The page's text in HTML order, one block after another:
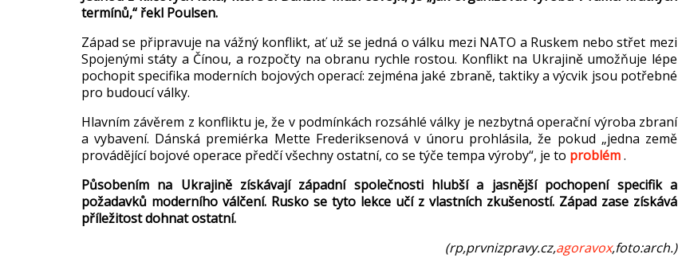
termínů,“ řekl Poulsen.
Západ se připravuje na vážný konflikt, ať už se jedná o válku mezi NATO a Ruskem nebo střet mezi
Spojenými státy a Čínou, a rozpočty na obranu rychle rostou. Konflikt na Ukrajině umožňuje lépe
pochopit specifika moderních bojových operací: zejména jaké zbraně, taktiky a výcvik jsou potřebné
pro budoucí války.
Hlavním závěrem z konfliktu je, že v podmínkách rozsáhlé války je nezbytná operační výroba zbraní
a vybavení. Dánská premiérka Mette Frederiksenová v únoru prohlásila,že pokud „jedna země
provádějící bojové operace předčí všechny ostatní, co se týče tempa výroby“, je to problém.
Působením na Ukrajině získávají západní společnosti hlubší a jasnější pochopení specifik a
požadavků moderního válčení. Rusko se tyto lekce učí z vlastních zkušeností. Západ zase získává
příležitost dohnat ostatní.
(rp,prvnizpravy.cz,agoravox,foto:arch.)